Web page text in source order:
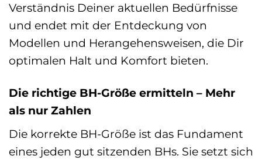
Verständnis Deiner aktuellen Bedürfnisse
und endet mit der Entdeckung von
Modellen und Herangehensweisen, die Dir
optimalen Halt und Komfort bieten.
Die richtige BH-Größe ermitteln – Mehr
als nur Zahlen
Die korrekte BH-Größe ist das Fundament
eines jeden gut sitzenden BHs. Sie setzt sich